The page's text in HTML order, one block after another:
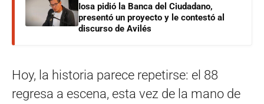
Iosa pidió la Banca del Ciudadano,
presentó un proyecto y le contestó al
discurso de Avilés
Hoy, la historia parece repetirse: el 88
regresa a escena, esta vez de la mano de